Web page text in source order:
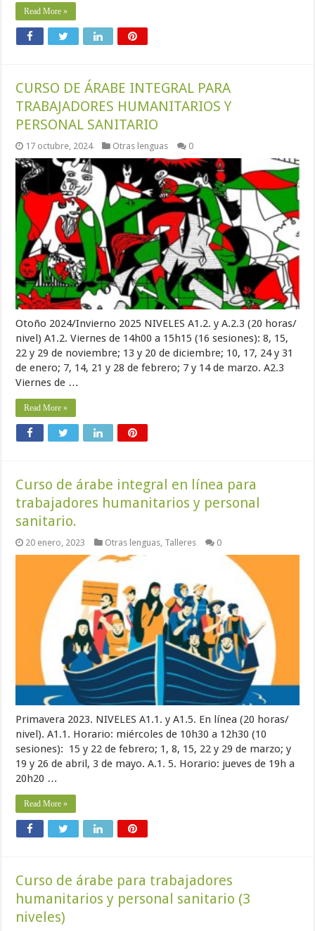
Read More »
CURSO DE ÁRABE INTEGRAL PARA
TRABAJADORES HUMANITARIOS Y
PERSONAL SANITARIO
17 octubre, 2024 Otras lenguas 0
Otoño 2024/Invierno 2025 NIVELES A1.2. y A.2.3 (20 horas/
nivel) A1.2. Viernes de 14h00 a 15h15 (16 sesiones): 8, 15,
22 y 29 de noviembre; 13 y 20 de diciembre; 10, 17, 24 y 31
de enero; 7, 14, 21 y 28 de febrero; 7 y 14 de marzo. A2.3
Viernes de …
Read More »
Curso de árabe integral en línea para
trabajadores humanitarios y personal
sanitario.
20 enero, 2023 Otras lenguas Talleres 0
Primavera 2023. NIVELES A1.1. y A1.5. En línea (20 horas/
nivel). A1.1. Horario: miércoles de 10h30 a 12h30 (10
sesiones): 15 y 22 de febrero; 1, 8, 15, 22 y 29 de marzo; y
19 y 26 de abril, 3 de mayo. A.1. 5. Horario: jueves de 19h a
20h20 …
Read More »
Curso de árabe para trabajadores
humanitarios y personal sanitario (3
niveles)